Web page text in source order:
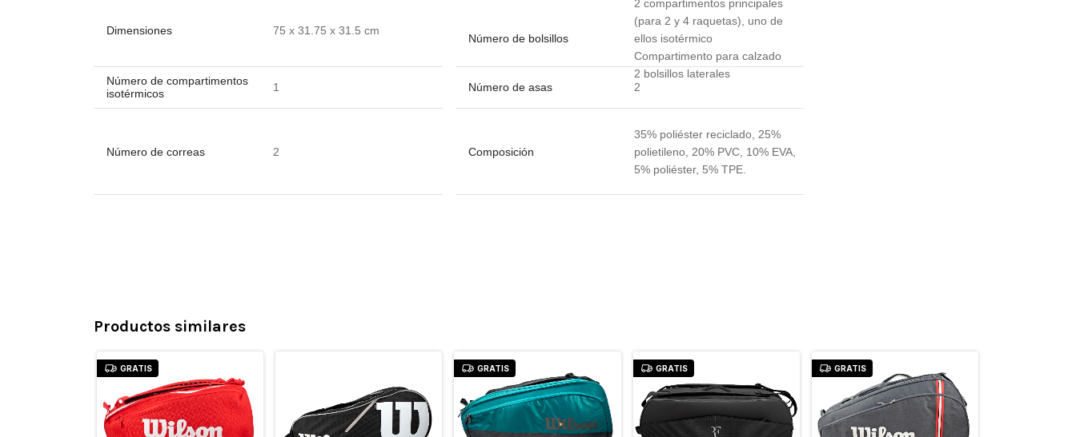
Dimensiones 75 x 31.75 x 31.5 cm
Número de bolsillos
2 compartimentos principales
(para 2 y 4 raquetas), uno de
ellos isotérmico
Compartimento para calzado
2 bolsillos laterales
Número de compartimentos
isotérmicos
1 Número de asas 2
Número de correas 2 Composición
35% poliéster reciclado, 25%
polietileno, 20% PVC, 10% EVA,
5% poliéster, 5% TPE.
Productos similares
GRATIS GRATIS GRATIS GRATIS